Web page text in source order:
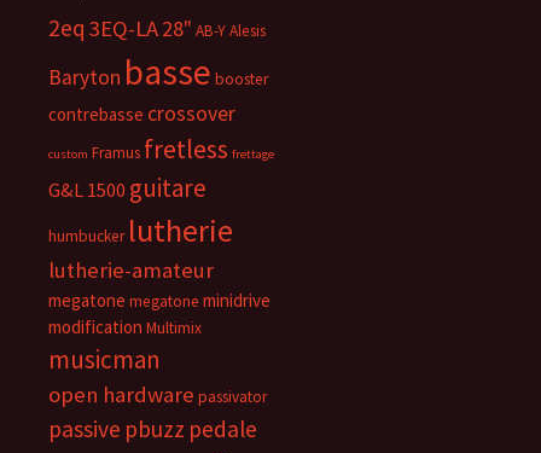
2eq 3EQ-LA28" AB-YAlesis
Baryton basse booster
contrebasse crossover
custom Framus fretless frettage
G&L 1500 guitare
humbucker lutherie
lutherie-amateur
megatone megatone minidrive
modification Multimix
musicman
open hardware passivator
passive pbuzz pedale